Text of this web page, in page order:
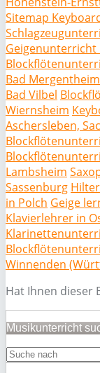
Sitemap
Bad Mergentheim
Bad Vilbel
Wiernsheim
Aschersleben,
Lambsheim
Sassenburg
in Polch Geige
Klavierlehrer in
Winnenden
Hat Ihnen dieser
Musikunterricht